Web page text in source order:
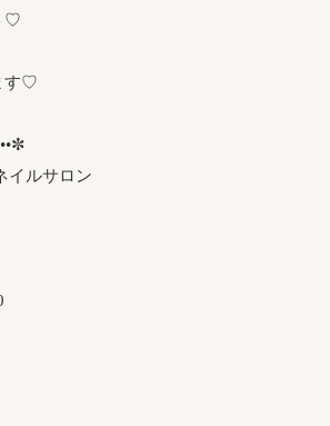
♡
す♡
イルサロン